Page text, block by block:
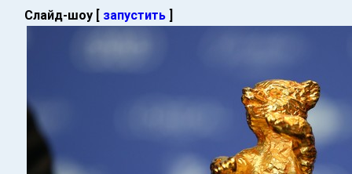
Слайд-шоу [ запустить ]